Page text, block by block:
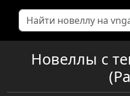
Новеллы с